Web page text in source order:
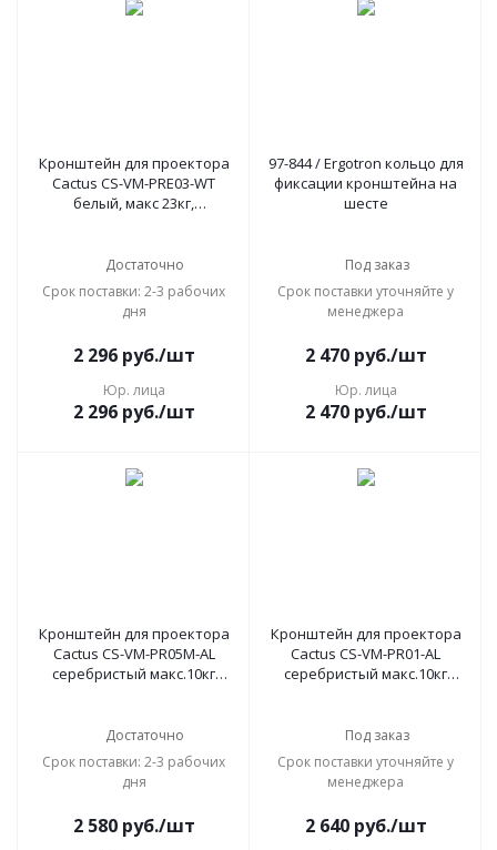
Кронштейн для проектора
Cactus CS-VM-PRE03-WT
белый, макс 23кг,
Достаточно
Срок поставки: 2-3 рабочих
дня
2 296руб./шт
Юр. лица
2 296руб./шт
97-844 / Ergotron кольцо для
фиксации кронштейна на
шесте
Под заказ
Срок поставки уточняйте у
менеджера
2 470руб./шт
Юр. лица
2 470руб./шт
Кронштейн для проектора
Cactus CS-VM-PR05M-AL
серебристый макс.10кг
Достаточно
Срок поставки: 2-3 рабочих
дня
2 580руб./шт
Кронштейн для проектора
Cactus CS-VM-PR01-AL
серебристый макс.10кг
Под заказ
Срок поставки уточняйте у
менеджера
2 640руб./шт